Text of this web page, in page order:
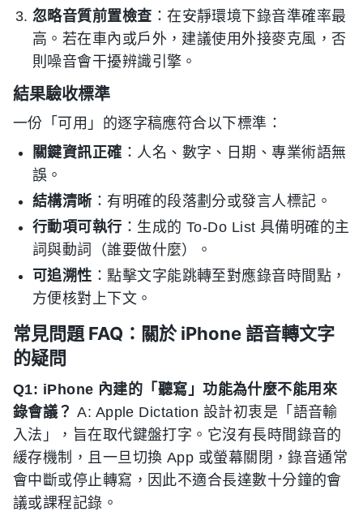
忽略音質前置檢查 ：在安靜環境下錄音準確率最
高。若在車內或戶外，建議使用外接麥克風，否
則噪音會干擾辨識引擎。
結果驗收標準
一份「可用」的逐字稿應符合以下標準：
關鍵資訊正確 ：人名、數字、日期、專業術語無
誤。
結構清晰 ：有明確的段落劃分或發言人標記。
行動項可執行 ：生成的 To-Do List 具備明確的主
詞與動詞（誰要做什麼）。
可追溯性 ：點擊文字能跳轉至對應錄音時間點，
方便核對上下文。
常見問題 FAQ：關於 iPhone 語音轉文字
的疑問
Q1: iPhone 內建的「聽寫」功能為什麼不能用來
錄會議？ A: Apple Dictation 設計初衷是「語音輸
入法」，旨在取代鍵盤打字。它沒有長時間錄音的
緩存機制，且一旦切換 App 或螢幕關閉，錄音通常
會中斷或停止轉寫，因此不適合長達數十分鐘的會
議或課程記錄。